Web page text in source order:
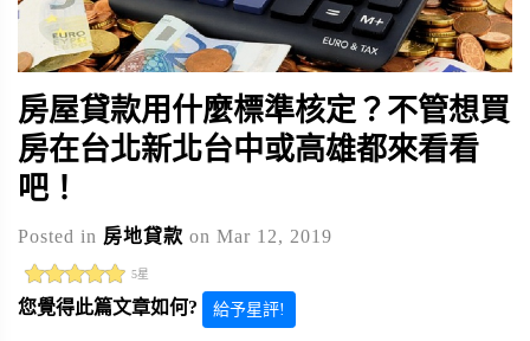
房屋貸款用什麼標準核定？不管想買
房在台北新北台中或高雄都來看看
吧！
Posted in 房地貸款 on Mar 12, 2019
5星
您覺得此篇文章如何? 給予星評!